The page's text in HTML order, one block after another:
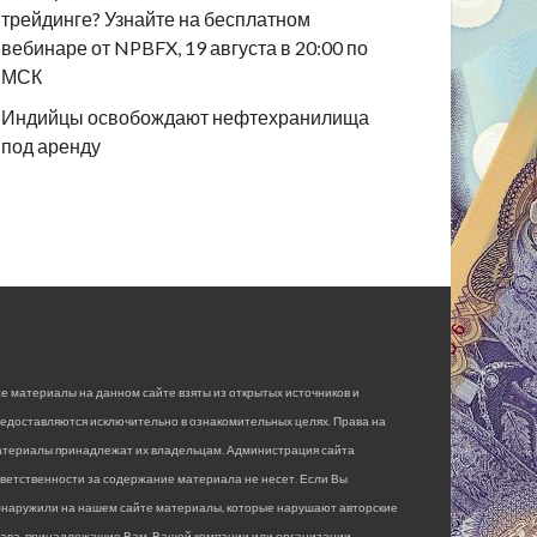
трейдинге? Узнайте на бесплатном
вебинаре от NPBFX, 19 августа в 20:00 по
МСК
Индийцы освобождают нефтехранилища
под аренду
материалы на данном сайте взяты из открытых источников и
исключительно в ознакомительных целях. Права на
принадлежат их владельцам. Администрация сайта
за содержание материала не несет. Если Вы
на нашем сайте материалы, которые нарушают авторские